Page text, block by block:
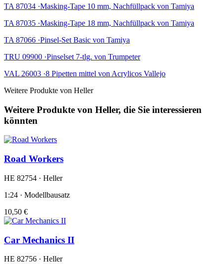
TA 87034 ·Masking-Tape 10 mm, Nachfüllpack von Tamiya
TA 87035 ·Masking-Tape 18 mm, Nachfüllpack von Tamiya
TA 87066 ·Pinsel-Set Basic von Tamiya
TRU 09900 ·Pinselset 7-tlg. von Trumpeter
VAL 26003 ·8 Pipetten mittel von Acrylicos Vallejo
Weitere Produkte von Heller
Weitere Produkte von Heller, die Sie interessieren
könnten
Road Workers
HE 82754 · Heller
1:24 · Modellbausatz
10,50 €
Car Mechanics II
HE 82756 · Heller